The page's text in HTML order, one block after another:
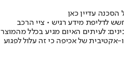
עדיין כאן
לדליפת מידע רגיש • ציי הרכב
לעיתים האיום מגיע בכלל מהמוצר
אקטיבית של אכיפה כי זה עלול לפגוע